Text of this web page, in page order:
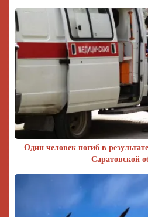
Один человек погиб в
Саратовской